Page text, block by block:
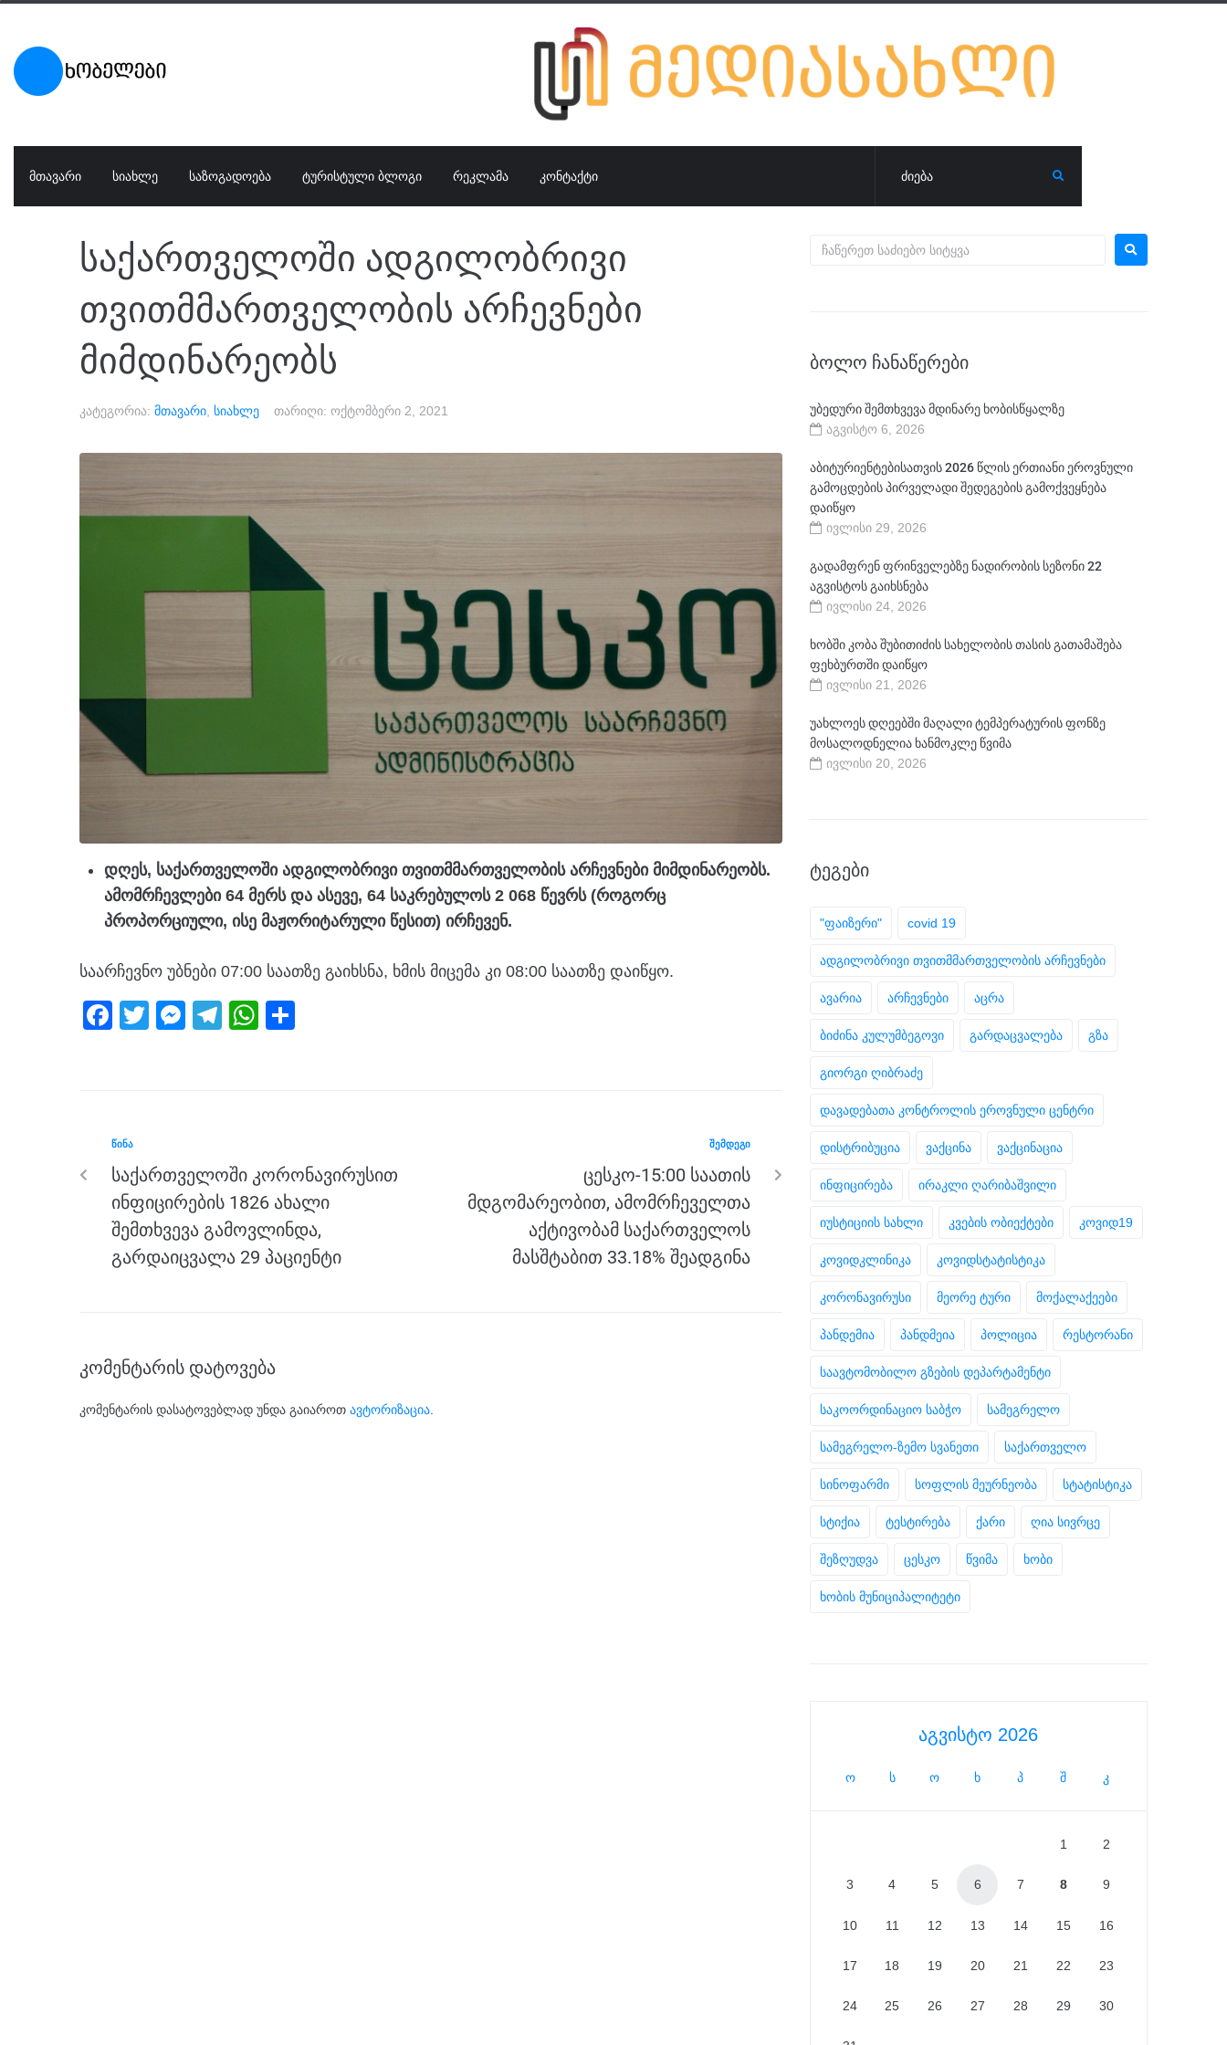
ᲛᲗᲐᲕᲐᲠᲘ ᲡᲘᲐᲮᲚᲔ ᲡᲐᲖᲝᲒᲐᲓᲝᲔᲑᲐ ᲢᲣᲠᲘᲡᲢᲣᲚᲘ ᲑᲚᲝᲒᲘ ᲠᲔᲙᲚᲐᲛᲐ ᲙᲝᲜᲢᲐᲥᲢᲘ
საქართველოში ადგილობრივი
თვითმმართველობის არჩევნები
მიმდინარეობს
კატეგორია: მთავარი სიახლე თარიღი: ოქტომბერი 2, 2021
დღეს, საქართველოში ადგილობრივი თვითმმართველობის არჩევნები მიმდინარეობს.
ამომრჩევლები 64 მერს და ასევე, 64 საკრებულოს 2 068 წევრს (როგორც
პროპორციული, ისე მაჟორიტარული წესით) ირჩევენ.
საარჩევნო უბნები 07:00 საათზე გაიხსნა, ხმის მიცემა კი 08:00 საათზე დაიწყო.
F
b
o
o
k
T
M
er
T
m
W
p
ᲬᲘᲜᲐ
საქართველოში კორონავირუსით
ინფიცირების 1826 ახალი
შემთხვევა გამოვლინდა,
გარდაიცვალა 29 პაციენტი
ᲨᲔᲛᲓᲔᲒᲘ
ცესკო-15:00 საათის
მდგომარეობით, ამომრჩეველთა
აქტივობამ საქართველოს
მასშტაბით 33.18% შეადგინა
კომენტარის დატოვება
კომენტარის დასატოვებლად უნდა გაიაროთ ავტორიზაცია.
ᲑᲝᲚᲝ ᲩᲐᲜᲐᲬᲔᲠᲔᲑᲘ
უბედური შემთხვევა მდინარე ხობისწყალზე
აგვისტო 6, 2026
აბიტურიენტებისათვის 2026 წლის ერთიანი ეროვნული
გამოცდების პირველადი შედეგების გამოქვეყნება
დაიწყო
ივლისი 29, 2026
გადამფრენ ფრინველებზე ნადირობის სეზონი 22
აგვისტოს გაიხსნება
ივლისი 24, 2026
ხობში კობა შუბითიძის სახელობის თასის გათამაშება
ფეხბურთში დაიწყო
ივლისი 21, 2026
უახლოეს დღეებში მაღალი ტემპერატურის ფონზე
მოსალოდნელია ხანმოკლე წვიმა
ივლისი 20, 2026
ᲢᲔᲒᲔᲑᲘ
"ფაიზერი" covid 19
ადგილობრივი თვითმმართველობის არჩევნები
ავარია არჩევნები აცრა
ბიძინა კულუმბეგოვი გარდაცვალება გზა
გიორგი ღიბრაძე
დავადებათა კონტროლის ეროვნული ცენტრი
დისტრიბუცია ვაქცინა ვაქცინაცია
ინფიცირება ირაკლი ღარიბაშვილი
იუსტიციის სახლი კვების ობიექტები კოვიდ19
კოვიდკლინიკა კოვიდსტატისტიკა
კორონავირუსი მეორე ტური მოქალაქეები
პანდემია პანდმეია პოლიცია რესტორანი
საავტომობილო გზების დეპარტამენტი
საკოორდინაციო საბჭო სამეგრელო
სამეგრელო-ზემო სვანეთი საქართველო
სინოფარმი სოფლის მეურნეობა სტატისტიკა
სტიქია ტესტირება ქარი ღია სივრცე
შეზღუდვა ცესკო წვიმა ხობი
ხობის მუნიციპალიტეტი
აგვისტო 2026
ო ს ო ხ პ შ კ
1 2
3 4 5 6 7 8 9
10 11 12 13 14 15 16
17 18 19 20 21 22 23
24 25 26 27 28 29 30